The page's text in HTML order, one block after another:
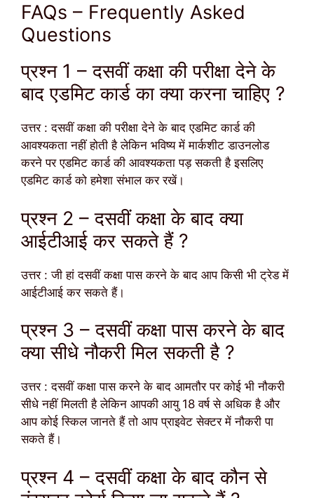
FAQs – Frequently Asked
Questions
प्रश्न 1 – दसवीं कक्षा की परीक्षा देने के
बाद एडमिट कार्ड का क्या करना चाहिए ?
उत्तर : दसवीं कक्षा की परीक्षा देने के बाद एडमिट कार्ड की
आवश्यकता नहीं होती है लेकिन भविष्य में मार्कशीट डाउनलोड
करने पर एडमिट कार्ड की आवश्यकता पड़ सकती है इसलिए
एडमिट कार्ड को हमेशा संभाल कर रखें।
प्रश्न 2 – दसवीं कक्षा के बाद क्या
आईटीआई कर सकते हैं ?
उत्तर : जी हां दसवीं कक्षा पास करने के बाद आप किसी भी ट्रेड में
आईटीआई कर सकते हैं।
प्रश्न 3 – दसवीं कक्षा पास करने के बाद
क्या सीधे नौकरी मिल सकती है ?
उत्तर : दसवीं कक्षा पास करने के बाद आमतौर पर कोई भी नौकरी
सीधे नहीं मिलती है लेकिन आपकी आयु 18 वर्ष से अधिक है और
आप कोई स्किल जानते हैं तो आप प्राइवेट सेक्टर में नौकरी पा
सकते हैं।
प्रश्न 4 – दसवीं कक्षा के बाद कौन से